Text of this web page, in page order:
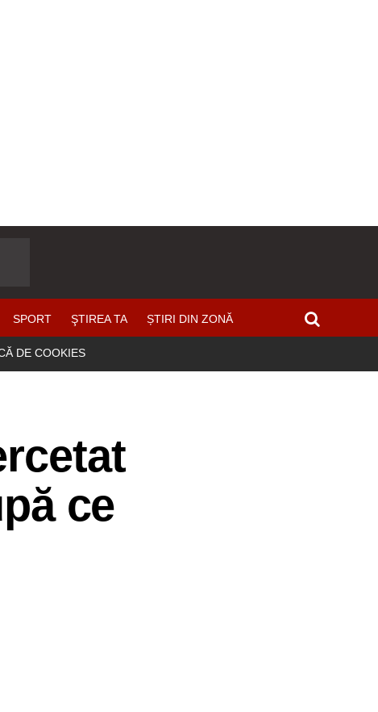
SPORT ŞTIREA TA ȘTIRI DIN ZONĂ
DE COOKIES
ce